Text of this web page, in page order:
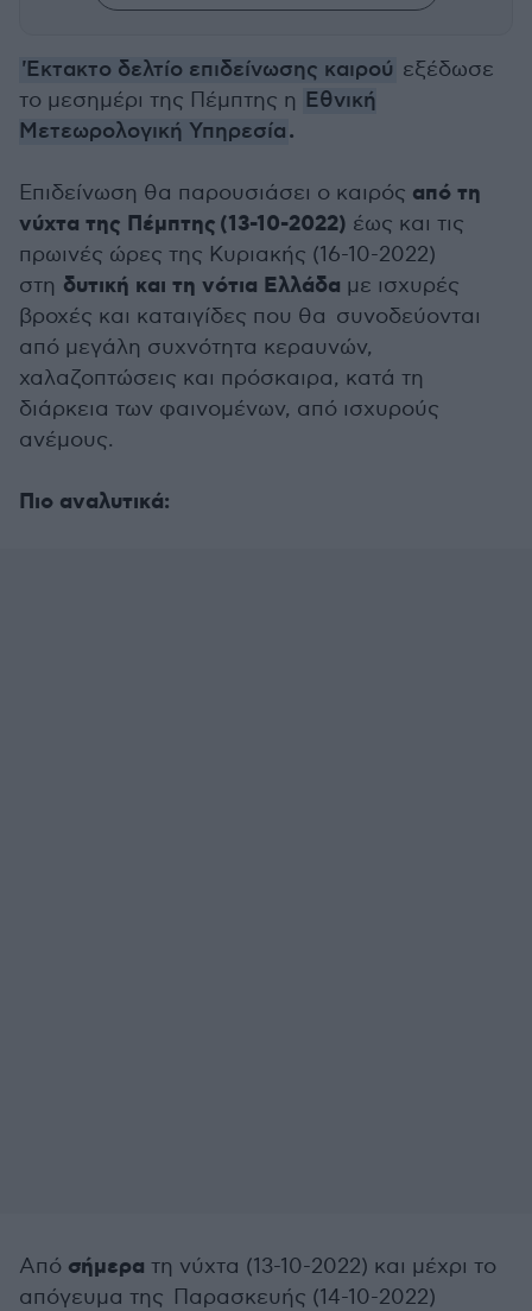
'Εκτακτο δελτίο επιδείνωσης καιρού εξέδωσε
το μεσημέρι της Πέμπτης η Εθνική
Μετεωρολογική Υπηρεσία.
Επιδείνωση θα παρουσιάσει ο καιρός από τη
νύχτα της Πέμπτης (13-10-2022) έως και τις
πρωινές ώρες της Κυριακής (16-10-2022)
στη δυτική και τη νότια Ελλάδα με ισχυρές
βροχές και καταιγίδες που θα συνοδεύονται
από μεγάλη συχνότητα κεραυνών,
χαλαζοπτώσεις και πρόσκαιρα, κατά τη
διάρκεια των φαινομένων, από ισχυρούς
ανέμους.
Πιο αναλυτικά:
Από σήμερα τη νύχτα (13-10-2022) και μέχρι το
απόγευμα της Παρασκευής (14-10-2022)